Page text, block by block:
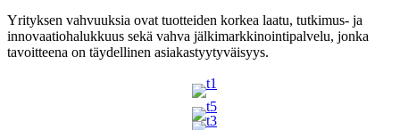
Yrityksen vahvuuksia ovat tuotteiden korkea laatu, tutkimus- ja
innovaatiohalukkuus sekä vahva jälkimarkkinointipalvelu, jonka
tavoitteena on täydellinen asiakastyytyväisyys.